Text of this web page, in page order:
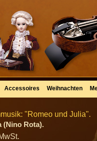
Accessoires Weihnachten
"Romeo und Julia".
(Nino Rota).